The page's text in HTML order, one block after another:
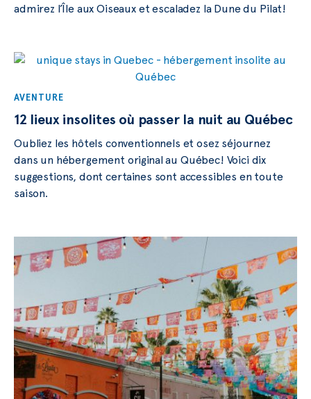
admirez l’Île aux Oiseaux et escaladez la Dune du Pilat!
AVENTURE
12 lieux insolites où passer la nuit au Québec
Oubliez les hôtels conventionnels et osez séjournez
dans un hébergement original au Québec! Voici dix
suggestions, dont certaines sont accessibles en toute
saison.